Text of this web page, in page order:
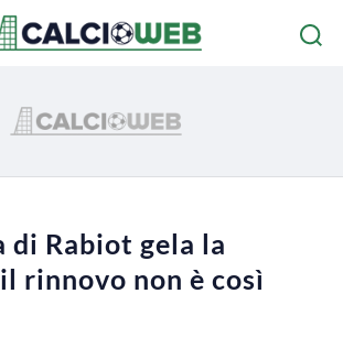
di Rabiot gela la
rinnovo non è così